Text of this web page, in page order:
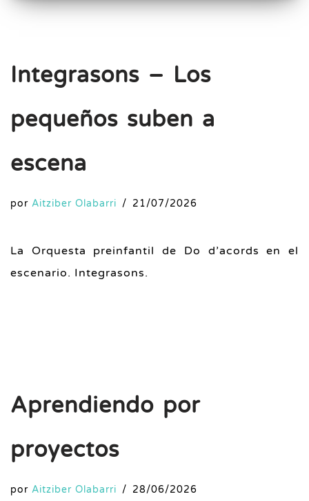
Integrasons – Los
pequeños suben a
escena
por Aitziber Olabarri 21/07/2026
La Orquesta preinfantil de Do d’acords en el
escenario. Integrasons.
Aprendiendo por
proyectos
por Aitziber Olabarri 28/06/2026